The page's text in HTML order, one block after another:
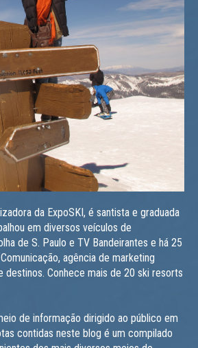
da ExpoSKI, é santista e graduada
em diversos veículos de
de S. Paulo e TV Bandeirantes e há 25
agência de marketing
destinos. Conhece mais de 20 ski resorts
de informação dirigido ao público em
contidas neste blog é um compilado